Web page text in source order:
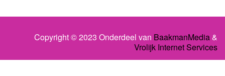
Copyright © 2023 Onderdeel van BaakmanMedia&
Vrolijk Internet Services